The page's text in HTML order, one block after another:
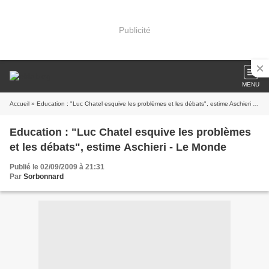
Publicité
MENU
Accueil » Education : "Luc Chatel esquive les problèmes et les débats", estime Aschieri - Le Monde
Education : "Luc Chatel esquive les problèmes
et les débats", estime Aschieri - Le Monde
Publié le 02/09/2009 à 21:31
Par Sorbonnard